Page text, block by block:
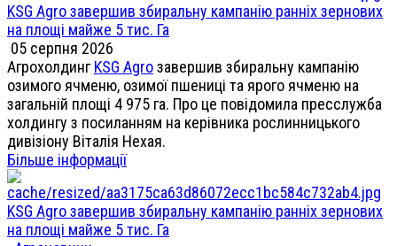
KSG Agro завершив збиральну кампанію ранніх зернових
на площі майже 5 тис. Га
05 серпня 2026
АгрохолдингKSG Agroзавершив збиральну кампанію
озимого ячменю, озимої пшениці та ярого ячменю на
загальній площі 4 975 га. Про це повідомила пресслужба
холдингу з посиланням на керівника рослинницького
дивізіону Віталія Нехая.
Більше інформації
KSG Agro завершив збиральну кампанію ранніх зернових
на площі майже 5 тис. Га